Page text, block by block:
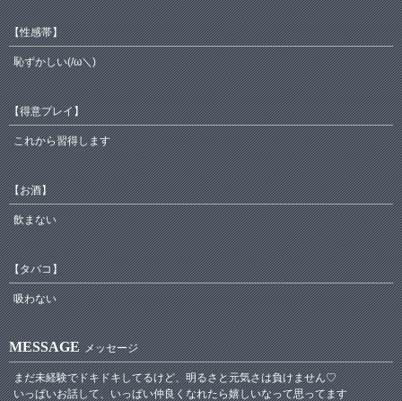
【性感帯】
恥ずかしい(/ω＼)
【得意プレイ】
これから習得します
【お酒】
飲まない
【タバコ】
吸わない
MESSAGE メッセージ
まだ未経験でドキドキしてるけど、明るさと元気さは負けません♡
いっぱいお話して、いっぱい仲良くなれたら嬉しいなって思ってます